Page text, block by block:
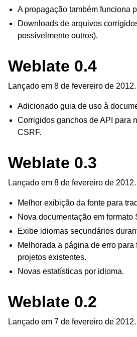
A propagação também funciona
Downloads de arquivos
possivelmente outros).
Weblate 0.4
Lançado em 8 de fevereiro de 2012.
Adicionado guia de uso à
Corrigidos ganchos de API para
CSRF.
Weblate 0.3
Lançado em 8 de fevereiro de 2012.
Melhor exibição da fonte para
Nova documentação em formato
Exibe idiomas secundários
Melhorada a página de erro
projetos existentes.
Novas estatísticas por idioma.
Weblate 0.2
Lançado em 7 de fevereiro de 2012.